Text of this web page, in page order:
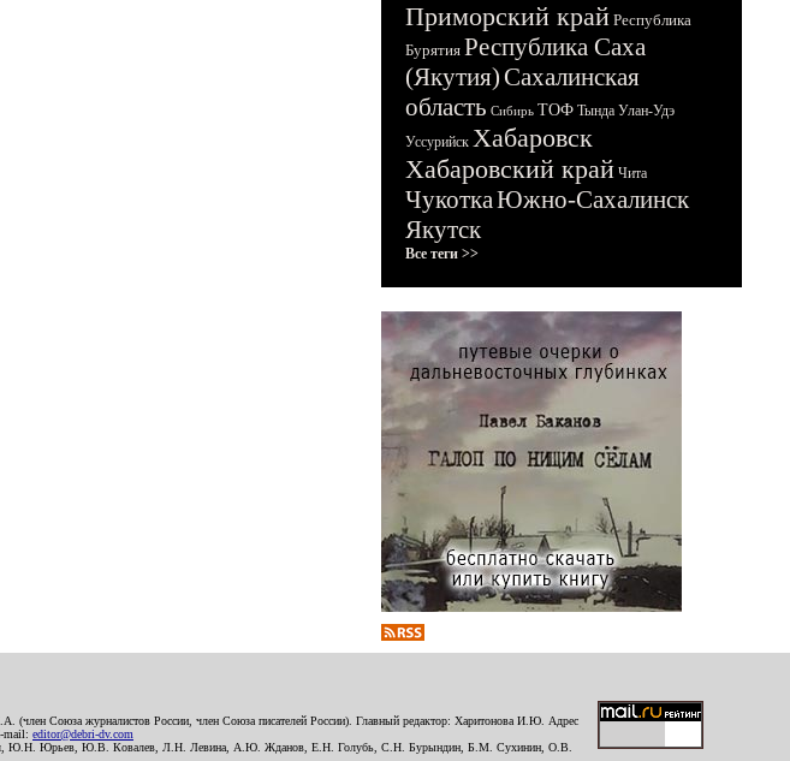
Приморский край Республика
Бурятия Республика Саха
(Якутия)Сахалинская
область Сибирь ТОФ Тында Улан-Удэ
Уссурийск Хабаровск
Хабаровский край Чита
ЧукоткаЮжно-Сахалинск
Якутск
Все теги >>
(член Союза журналистов России, член Союза писателей России). Главный редактор: Харитонова И.Ю. Адрес
mail: editor@debri-dv.com
Ю.Н. Юрьев, Ю.В. Ковалев, Л.Н. Левина, А.Ю. Жданов, Е.Н. Голубь, С.Н. Бурындин, Б.М. Сухинин, О.В.